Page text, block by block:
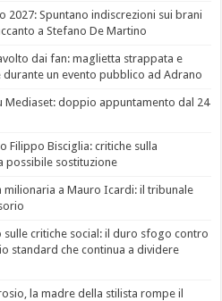
2027: Spuntano indiscrezioni sui brani
a Stefano De Martino
dai fan: maglietta strappata e
un evento pubblico ad Adrano
doppio appuntamento dal 24
Filippo Bisciglia: critiche sulla
possibile sostituzione
milionaria a Mauro Icardi: il tribunale
critiche social: il duro sfogo contro
standard che continua a dividere
la madre della stilista rompe il